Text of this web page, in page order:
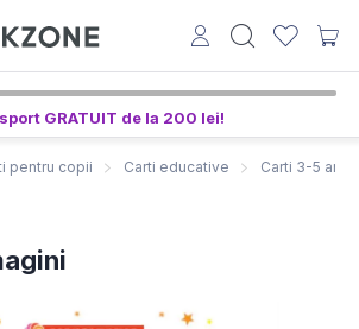
GRATUIT de la 200 lei!
pentru copii Carti educative Carti 3-5 ani